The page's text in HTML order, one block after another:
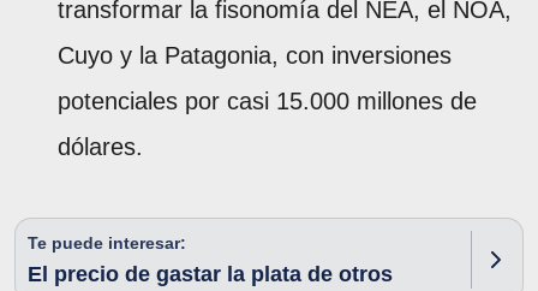
transformar la fisonomía del NEA, el NOA,
Cuyo y la Patagonia, con inversiones
potenciales por casi 15.000 millones de
dólares.
Te puede interesar:
El precio de gastar la plata de otros